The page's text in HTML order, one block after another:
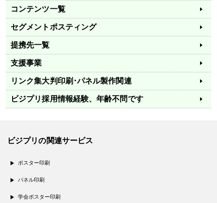
コンテンツ一覧
セグメントポスティング
提携先一覧
支援事業
リンク集大判印刷･パネル製作関連
ビジプリ採用情報経験、年齢不問です
ビジプリの関連サービス
ポスター印刷
パネル印刷
学会ポスター印刷